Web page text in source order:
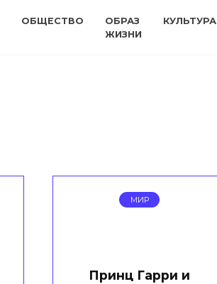
ОБЩЕСТВО
ОБРАЗ
ЖИЗНИ
КУЛЬТУРА
МИР
Принц Гарри и